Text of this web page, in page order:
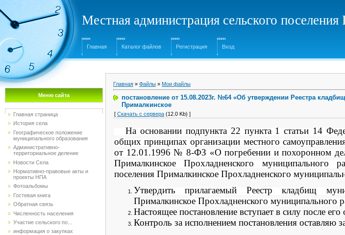
Местная администрация сельского
Главная Каталог файлов Регистрация Вход
Меню сайта
Главная страница
История села
Географическое положение
муниципального образования
Административно-
территориальное деление
Новости Села
Нормативно-правовые акты и
проекты НПА
Фотоальбомы
Гостевая книга
Обратная связь
Численность населения
Участие сельского по...
информация о закупках
Главная » Файлы » Мои файлы
постановление от 15.08.2023г. №64 «Об утверждении Реестра
Прималкинское
[ Скачать с сервера (12.0 Kb) ]
На основании подпункта 22 пункта 1 статьи 14
общих принципах организации местного
от 12.01.1996 № 8-ФЗ «О погребении и похоронном
Прималкинское Прохладненского муниципального
поселения Прималкинское Прохладненского
Утвердить прилагаемый Реестр кладбищ
Прималкинское Прохладненского
Настоящее постановление вступает в силу после
Контроль за исполнением постановления оставляю